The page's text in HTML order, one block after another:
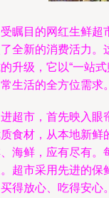
瞩目的网红生鲜超
全新的消费活力。
升级，它以“一站
生活的全方位需求。
超市，首先映入眼
食材，从本地新鲜
海鲜，应有尽有。
超市采用先进的保
得放心、吃得安心